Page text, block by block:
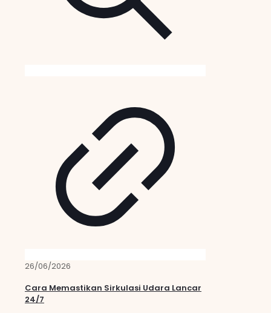
26/06/2026
Cara Memastikan Sirkulasi Udara Lancar
24/7